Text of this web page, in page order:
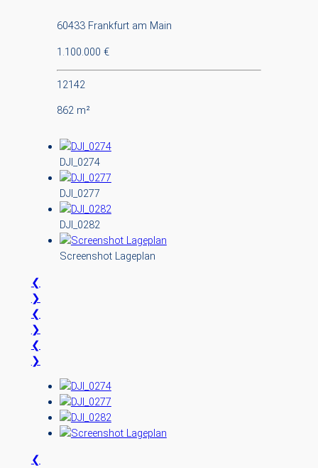
60433 Frankfurt am Main
1.100.000 €
12142
862 m²
DJI_0274
DJI_0277
DJI_0282
Screenshot Lageplan
❮
❯
❮
❯
❮
❯
❮